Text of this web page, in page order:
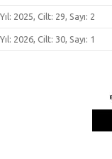
Yıl: 2025, Cilt: 29, Sayı: 2
Yıl: 2026, Cilt: 30, Sayı: 1